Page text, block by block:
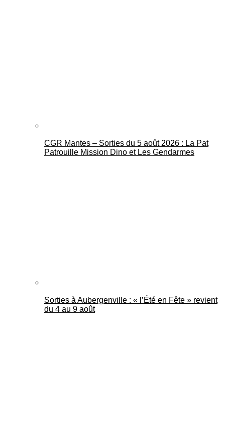
Mantes Actu
CGR Mantes – Sorties du 5 août 2026 : La Pat
Patrouille Mission Dino et Les Gendarmes
Sorties à Aubergenville : « l’Été en Fête » revient
du 4 au 9 août